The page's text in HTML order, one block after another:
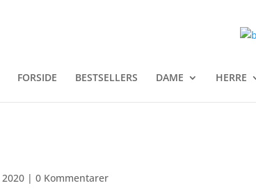
FORSIDE BESTSELLERS DAME HERRE
| 0 Kommentarer